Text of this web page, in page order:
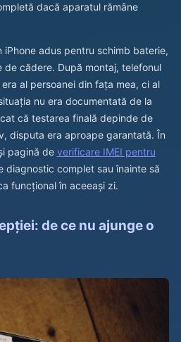
dacă aparatul rămâne
adus pentru schimb baterie,
cădere. După montaj, telefonul
al persoanei din fața mea, ci al
nu era documentată de la
că testarea finală depinde de
disputa era aproape garantată. În
pagină de verificare IMEI pentru
diagnostic complet sau înainte să
funcțional în aceeași zi.
de ce nu ajunge o